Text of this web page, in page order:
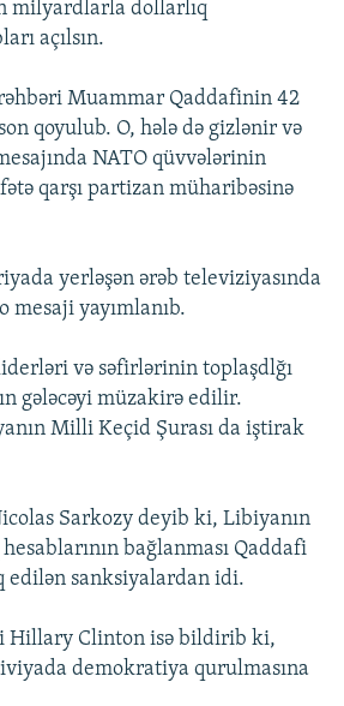
KITABXANASI
STANDARTLARIMIZ
TELEFONUNUZDA
milyardlarla dollarlıq
açılsın.
Muammar Qaddafinin 42
qoyulub. O, hələ də gizlənir və
NATO qüvvələrinin
qarşı partizan müharibəsinə
yerləşən ərəb televiziyasında
yayımlanıb.
və səfirlərinin toplaşdlğı
gələcəyi müzakirə edilir.
Milli Keçid Şurası da iştirak
Sarkozy deyib ki, Libiyanın
bağlanması Qaddafi
edilən sanksiyalardan idi.
Hillary Clinton isə bildirib ki,
demokratiya qurulmasına